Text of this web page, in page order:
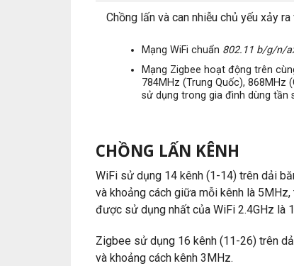
Chồng lấn và can nhiễu chủ yếu xảy ra
Mạng WiFi chuẩn 802.11 b/g/n/
Mạng Zigbee hoạt động trên
784MHz (Trung Quốc), 868MHz
sử dụng trong gia đình dùng tần
CHỒNG LẤN KÊNH
WiFi sử dụng 14 kênh (1-14) trên dải
và khoảng cách giữa mỗi kênh là
được sử dụng nhất của WiFi 2.4GHz là
Zigbee sử dụng 16 kênh (11-26) trên
và khoảng cách kênh 3MHz.